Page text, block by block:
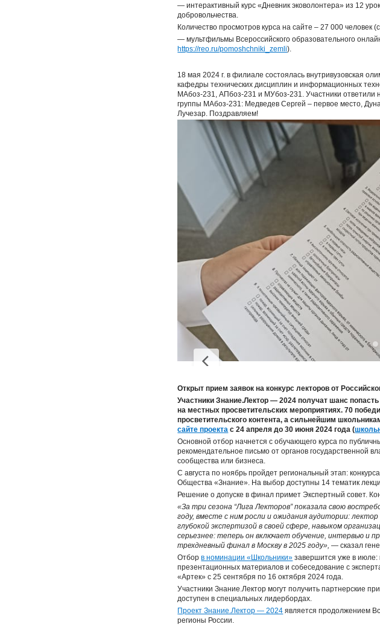
— интерактивный курс «Дневник эковолонтера» из 12
добровольчества.
Количество просмотров курса на сайте – 27 000 человек
— мультфильмы Всероссийского образовательного
https://reo.ru/pomoshchniki_zemli).
18 мая 2024 г. в филиале состоялась внутривузовская
кафедры технических дисциплин и информационных
МАбоз-231, АПбоз-231 и МУбоз-231. Участники ответили
группы МАбоз-231: Медведев Сергей – первое место,
Лучезар. Поздравляем!
Открыт прием заявок на конкурс лекторов от
Участники Знание.Лектор — 2024 получат шанс
на местных просветительских мероприятиях. 70
просветительского контента, а сильнейшим
сайте проекта с 24 апреля до 30 июня 2024 года (
Основной отбор начнется с обучающего курса по
рекомендательное письмо от органов государственной
сообщества или бизнеса.
С августа по ноябрь пройдет региональный этап:
Общества «Знание». На выбор доступны 14 тематик
Решение о допуске в финал примет Экспертный совет.
«За три сезона “Лига Лекторов” показала свою
году, вместе с ним росли и ожидания аудитории:
глубокой экспертизой в своей сфере, навыком
серьезнее: теперь он включает обучение, интервью и
трехдневный финал в Москву в 2025 году»,— сказал
Отборв номинации «Школьники» завершится уже в июле:
презентационных материалов и собеседование с
«Артек» с 25 сентября по 16 октября 2024 года.
Участники Знание.Лектор могут получить партнерские
доступен в специальных лидербордах.
Проект Знание.Лектор — 2024 является продолжением
регионы России.